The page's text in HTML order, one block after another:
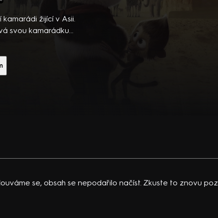
žijící v Asii.
svou kamarádku
se, obsah se nepodařilo načíst. Zkuste to znovu